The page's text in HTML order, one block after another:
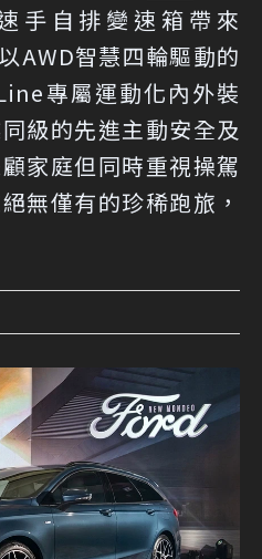
手自排變速箱帶來
AWD智慧四輪驅動的
專屬運動化內外裝
級的先進主動安全及
家庭但同時重視操駕
無僅有的珍稀跑旅，